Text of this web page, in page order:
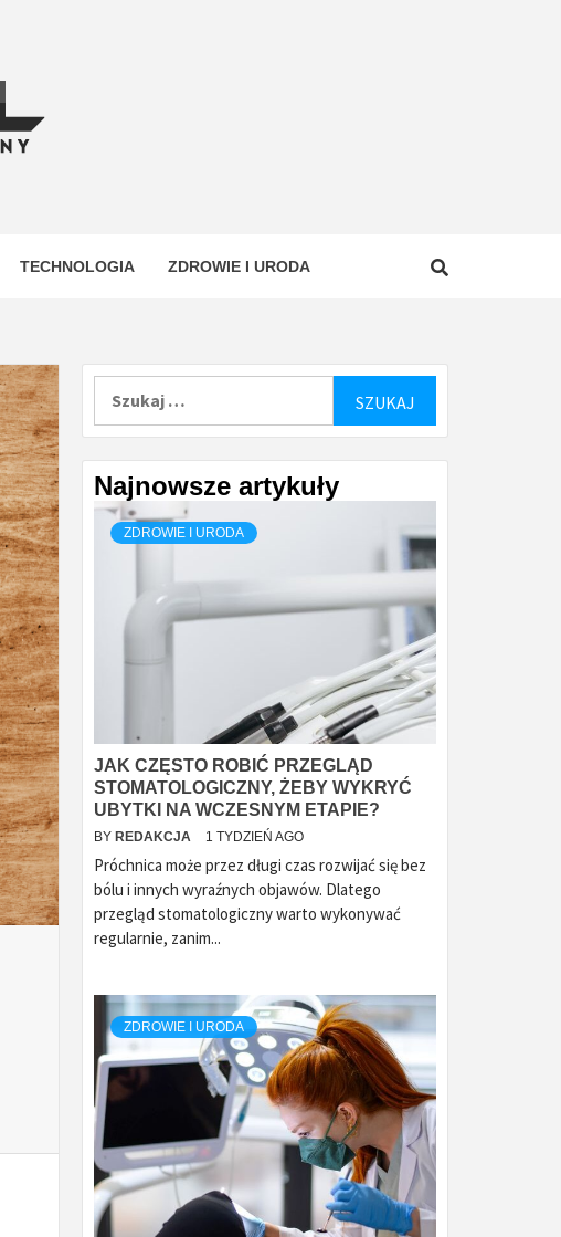
TECHNOLOGIA ZDROWIE I URODA
Najnowsze artykuły
ZDROWIE I URODA
JAK CZĘSTO ROBIĆ PRZEGLĄD
STOMATOLOGICZNY, ŻEBY WYKRYĆ
UBYTKI NA WCZESNYM ETAPIE?
BY REDAKCJA 1 TYDZIEŃ AGO
Próchnica może przez długi czas rozwijać się bez
bólu i innych wyraźnych objawów. Dlatego
przegląd stomatologiczny warto wykonywać
regularnie, zanim...
ZDROWIE I URODA